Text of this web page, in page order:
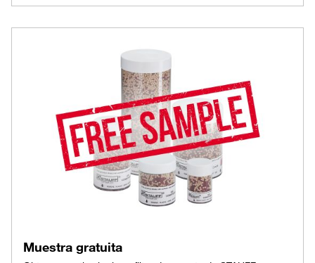
Muestra gratuita